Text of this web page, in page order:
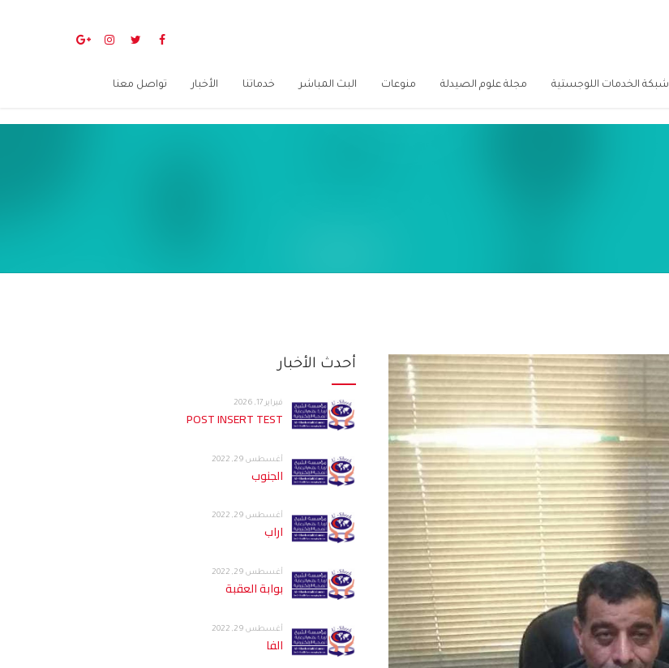
شبكة الخدمات اللوجستية مجلة علوم الصيدلة منوعات البث المباشر خدماتنا الأخبار تواصل معنا
أحدث الأخبار
فبراير 17, 2026
POST INSERT TEST
أغسطس 29, 2022
الجنوب
أغسطس 29, 2022
اراب
أغسطس 29, 2022
بوابة العقبة
أغسطس 29, 2022
الفا